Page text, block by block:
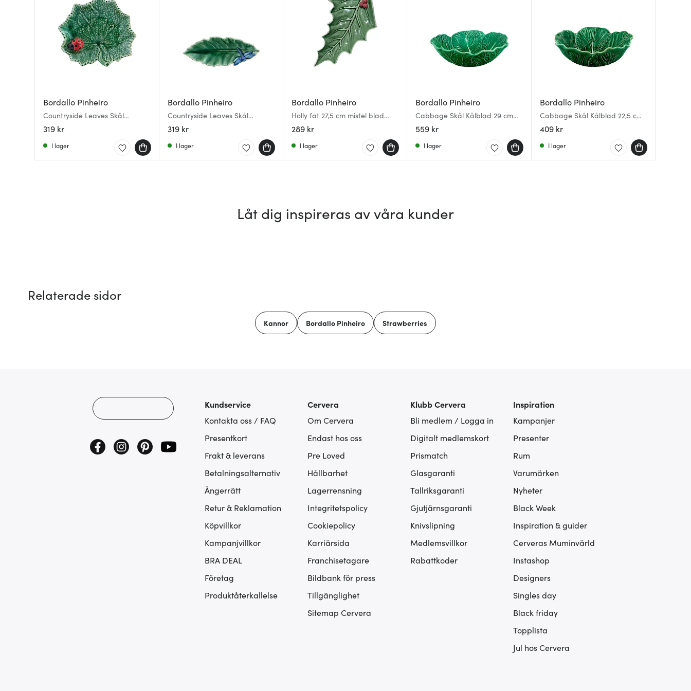
Bordallo Pinheiro
Countryside Leaves Skål
Nyckelpiga 14x12,6 cm Grön
319 kr
I lager
Bordallo Pinheiro
Countryside Leaves Skål
Trollslända 16x6,5 cm Grön
319 kr
I lager
Bordallo Pinheiro
Holly fat 27,5 cm mistel blad
grön
289 kr
I lager
Bordallo Pinheiro
Cabbage Skål Kålblad 29 cm
Grön
559 kr
I lager
Bordallo Pinheiro
Cabbage Skål Kålblad 22,5 cm
Grön
409 kr
I lager
Låt dig inspireras av våra kunder
Relaterade sidor
Kannor Bordallo Pinheiro Strawberries
Kundservice
Kontakta oss / FAQ
Presentkort
Frakt & leverans
Betalningsalternativ
Ångerrätt
Retur & Reklamation
Köpvillkor
Kampanjvillkor
BRA DEAL
Företag
Produktåterkallelse
Cervera
Om Cervera
Endast hos oss
Pre Loved
Hållbarhet
Lagerrensning
Integritetspolicy
Cookiepolicy
Karriärsida
Franchisetagare
Bildbank för press
Tillgänglighet
Sitemap Cervera
Klubb Cervera
Bli medlem / Logga in
Digitalt medlemskort
Prismatch
Glasgaranti
Tallriksgaranti
Gjutjärnsgaranti
Knivslipning
Medlemsvillkor
Rabattkoder
Inspiration
Kampanjer
Presenter
Rum
Varumärken
Nyheter
Black Week
Inspiration & guider
Cerveras Muminvärld
Instashop
Designers
Singles day
Black friday
Topplista
Jul hos Cervera